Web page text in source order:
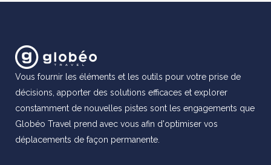
Vous fournir les éléments et les outils pour votre prise de
décisions, apporter des solutions efficaces et explorer
constamment de nouvelles pistes sont les engagements que
Globéo Travel prend avec vous afin d'optimiser vos
déplacements de façon permanente.